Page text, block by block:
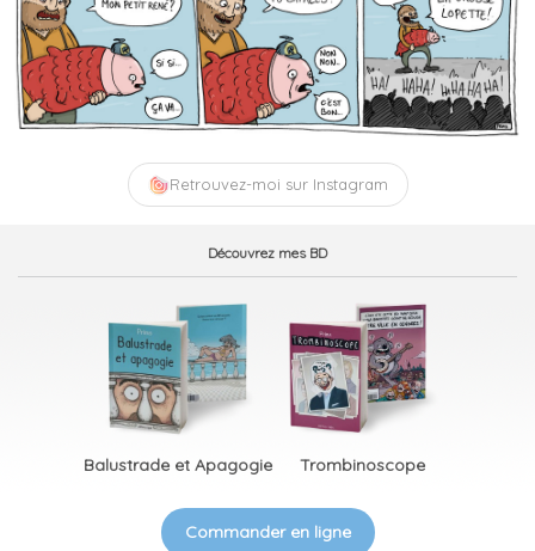
Retrouvez-moi sur Instagram
Découvrez mes BD
Balustrade et Apagogie Trombinoscope
Commander en ligne